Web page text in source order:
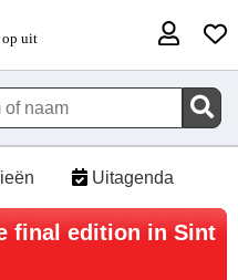
Uitagenda
final edition in Sint